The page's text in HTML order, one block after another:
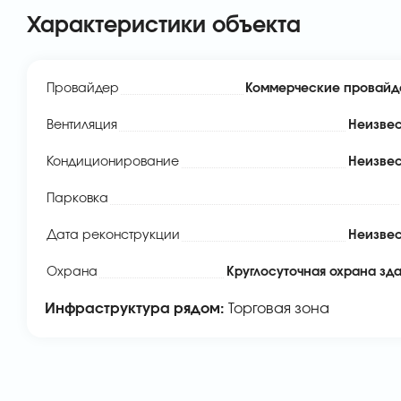
Характеристики объекта
Провайдер Коммерческие
Вентиляция
Кондиционирование
Парковка
Дата реконструкции
Охрана Круглосуточная охрана
Инфраструктура рядом: Торговая зона